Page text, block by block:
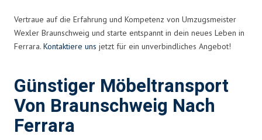
Vertraue auf die Erfahrung und Kompetenz von Umzugsmeister
Wexler Braunschweig und starte entspannt in dein neues Leben in
Ferrara. Kontaktiere uns jetzt für ein unverbindliches Angebot!
Günstiger Möbeltransport
Von Braunschweig Nach
Ferrara